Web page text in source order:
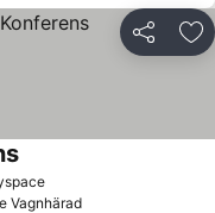
Partilhar
Ver preços
Ver preços
Vagnhärad